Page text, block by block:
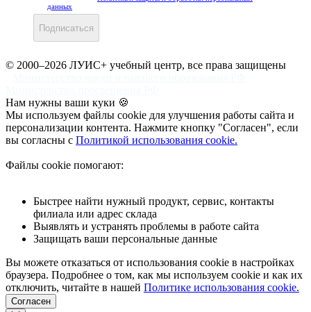
данных
Подписаться
© 2000–2026 ЛУИС+ учебный центр, все права защищены
Нам нужны ваши куки 🍪
Мы используем файлы cookie для улучшения работы сайта и
персонализации контента. Нажмите кнопку "Согласен", если
вы согласны с Политикой использования cookie.
Файлы cookie помогают:
Быстрее найти нужный продукт, сервис, контакты
филиала или адрес склада
Выявлять и устранять проблемы в работе сайта
Защищать ваши персональные данные
Вы можете отказаться от использования cookie в настройках
браузера. Подробнее о том, как мы используем cookie и как их
отключить, читайте в нашей Политике использования cookie.
Согласен